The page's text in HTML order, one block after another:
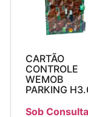
CARTÃO
CONTROLE
WEMOB
PARKING
Sob Consulta